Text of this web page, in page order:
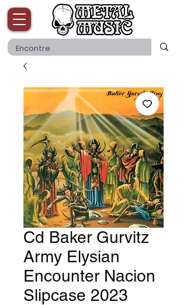
Cd Baker Gurvitz
Army Elysian
Encounter Nacion
Slipcase 2023